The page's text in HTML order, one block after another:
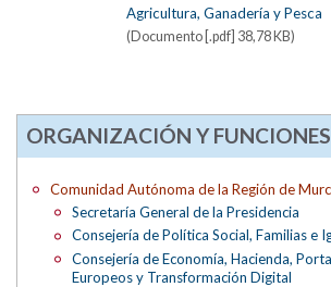
Agricultura, Ganadería y Pesca
(Documento [.pdf] 38,78 KB)
ORGANIZACIÓN Y FUNCIONES
Comunidad Autónoma de la Región de
Secretaría General de la Presidencia
Consejería de Política Social, Familias e
Consejería de Economía, Hacienda,
Europeos y Transformación Digital